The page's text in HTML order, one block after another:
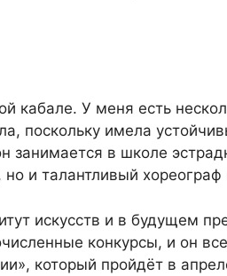
кабале. У меня есть
поскольку имела
в школе
и талантливый
искусств и в будущем
конкурсы, и он
который пройдёт в